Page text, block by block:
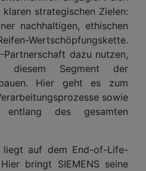
strategischen Zielen:
nachhaltigen, ethischen
Wertschöpfungskette.
Partnerschaft dazu nutzen,
diesem Segment der
Hier geht es zum
sowie
entlang des gesamten
liegt auf dem End-of-Life-
bringt SIEMENS seine